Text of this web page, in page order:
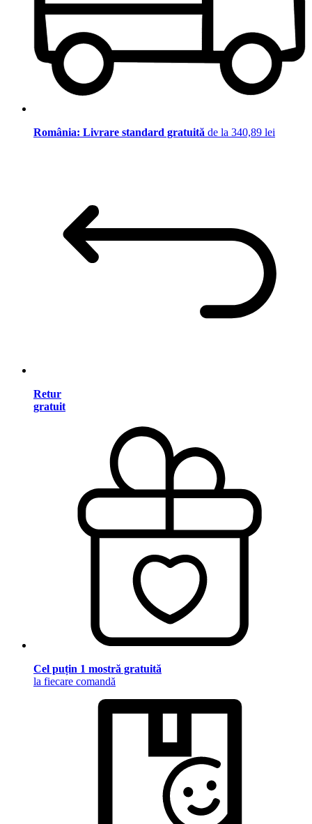
România: Livrare standard gratuită de la 340,89 lei
Retur
gratuit
Cel puțin 1 mostră gratuită
la fiecare comandă